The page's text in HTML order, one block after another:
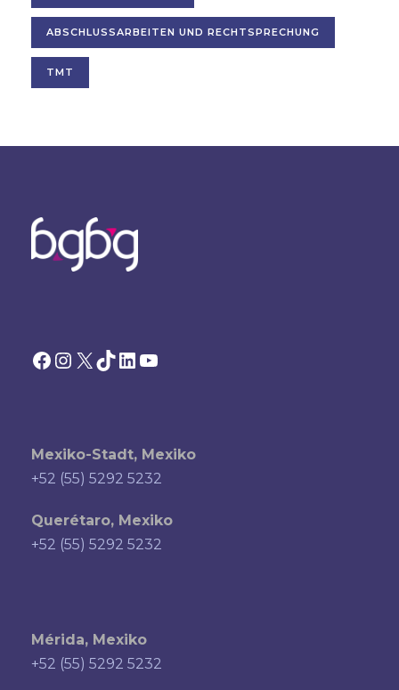
ABSCHLUSSARBEITEN UND RECHTSPRECHUNG
TMT
Facebook Instagram X TikTok LinkedIn YouTube
Mexiko-Stadt, Mexiko
+52 (55) 5292 5232
Querétaro, Mexiko
+52 (55) 5292 5232
Mérida, Mexiko
+52 (55) 5292 5232